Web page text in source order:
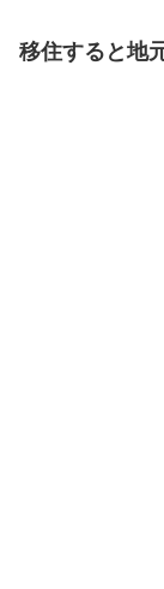
移住すると地